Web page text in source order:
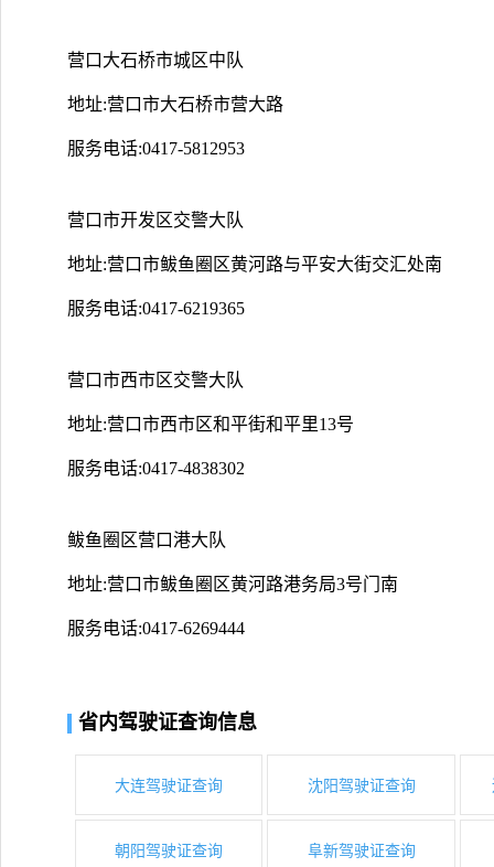
营口大石桥市城区中队
地址:营口市大石桥市营大路
服务电话:0417-5812953
营口市开发区交警大队
地址:营口市鲅鱼圈区黄河路与平安大街交汇处南
服务电话:0417-6219365
营口市西市区交警大队
地址:营口市西市区和平街和平里13号
服务电话:0417-4838302
鲅鱼圈区营口港大队
地址:营口市鲅鱼圈区黄河路港务局3号门南
服务电话:0417-6269444
省内驾驶证查询信息
大连驾驶证查询 沈阳驾驶证查询
朝阳驾驶证查询 阜新驾驶证查询